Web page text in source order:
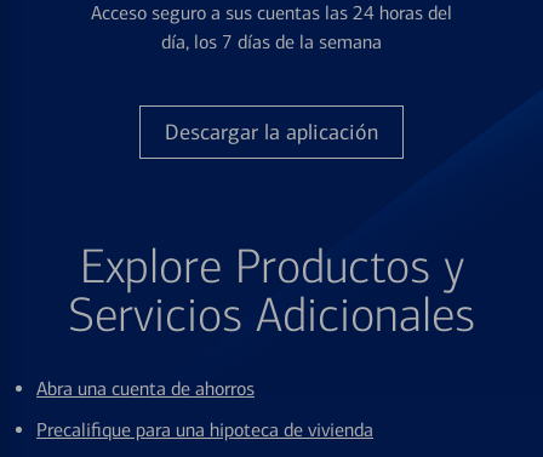
Acceso seguro a sus cuentas las 24 horas del
día, los 7 días de la semana
Descargar la aplicación
Explore Productos y
Servicios Adicionales
Abra una cuenta de ahorros
Precalifique para una hipoteca de vivienda